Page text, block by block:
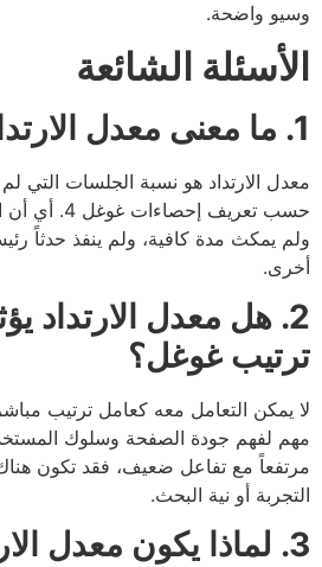
وسيو واضحة.
الأسئلة الشائعة
1. ما معنى معدل الارتداد ببساطة؟
معدل الارتداد هو نسبة الجلسات التي
حسب تعريف
ولم يمكث مدة كافية، ولم ينفذ حدثاً
أخرى.
2. هل معدل الارتداد
ترتيب غوغل؟
لا يمكن التعامل معه كعامل ترتيب
مهم لفهم جودة الصفحة وسلوك
مرتفعاً مع تفاعل ضعيف، فقد تكون
التجربة أو نية البحث.
3. لماذا يكون معدل